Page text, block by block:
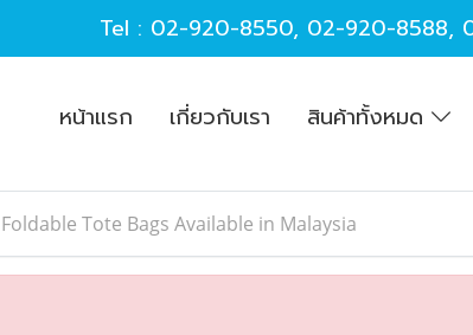
Tel : 02-920-8550, 02-920-8588,
หน้าแรก เกี่ยวกับเรา สินค้าทั้งหมด
Tote Bags Available in Malaysia